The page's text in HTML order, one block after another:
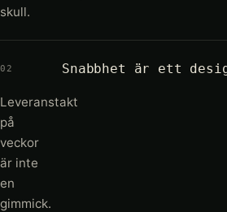
skull.
02 Snabbhet är ett
Leveranstakt
på
veckor
är inte
en
gimmick.